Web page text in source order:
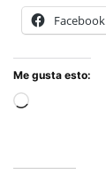
Facebook
Me gusta esto:
Cargando...